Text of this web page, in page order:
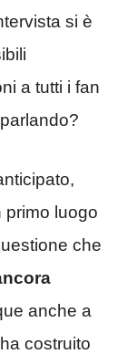
si è
a tutti i fan
primo luogo
che
anche a
costruito